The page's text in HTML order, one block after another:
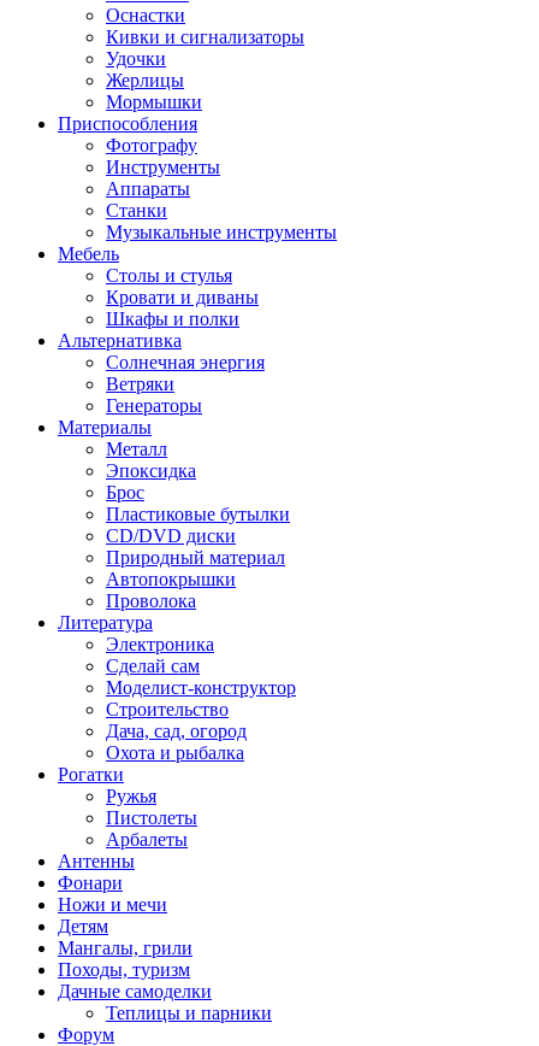
Оснастки
Кивки и сигнализаторы
Удочки
Жерлицы
Мормышки
Приспособления
Фотографу
Инструменты
Аппараты
Станки
Музыкальные инструменты
Мебель
Столы и стулья
Кровати и диваны
Шкафы и полки
Альтернативка
Солнечная энергия
Ветряки
Генераторы
Материалы
Металл
Эпоксидка
Брос
Пластиковые бутылки
CD/DVD диски
Природный материал
Автопокрышки
Проволока
Литература
Электроника
Сделай сам
Моделист-конструктор
Строительство
Дача, сад, огород
Охота и рыбалка
Рогатки
Ружья
Пистолеты
Арбалеты
Антенны
Фонари
Ножи и мечи
Детям
Мангалы, грили
Походы, туризм
Дачные самоделки
Теплицы и парники
Форум